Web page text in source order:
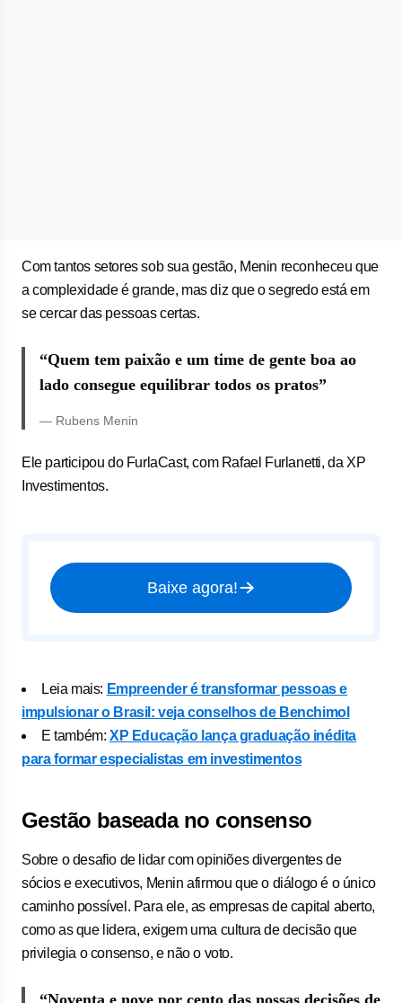
Com tantos setores sob sua gestão, Menin reconheceu que
a complexidade é grande, mas diz que o segredo está em
se cercar das pessoas certas.
“Quem tem paixão e um time de gente boa ao
lado consegue equilibrar todos os pratos”
— Rubens Menin
Ele participou do FurlaCast, com Rafael Furlanetti, da XP
Investimentos.
Baixe agora!
Leia mais: Empreender é transformar pessoas e
impulsionar o Brasil: veja conselhos de Benchimol
E também: XP Educação lança graduação inédita
para formar especialistas em investimentos
Gestão baseada no consenso
Sobre o desafio de lidar com opiniões divergentes de
sócios e executivos, Menin afirmou que o diálogo é o único
caminho possível. Para ele, as empresas de capital aberto,
como as que lidera, exigem uma cultura de decisão que
privilegia o consenso, e não o voto.
“Noventa e nove por cento das nossas decisões de